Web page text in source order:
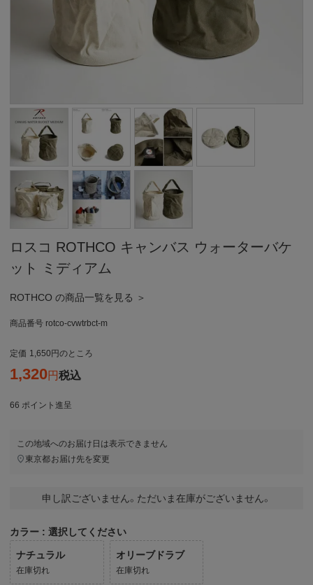
ロスコ ROTHCO キャンバス ウォーターバケ
ット ミディアム
ROTHCO の商品一覧を見る ＞
商品番号 rotco-cvwtrbct-m
定価 1,650 のところ
1,320 税込
66 ポイント進呈
この地域へのお届け日は表示できません
東京都お届け先を変更
申し訳ございません。ただいま在庫がございません。
カラー 選択してください
ナチュラル
在庫切れ
オリーブドラブ
在庫切れ